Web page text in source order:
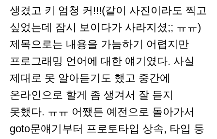
생겼고 키 엄청 커!!!(같이 사진이라도 찍고
싶었는데 잠시 보이다가 사라지셨;; ㅠㅠ)
제목으로는 내용을 가늠하기 어렵지만
프로그래밍 언어에 대한 얘기였다. 사실
제대로 못 알아듣기도 했고 중간에
온라인으로 할게 좀 생겨서 잘 듣지
못했다. ㅠㅠ 어쨌든 예전으로 돌아가서
goto문얘기부터 프로토타입 상속, 타입 등